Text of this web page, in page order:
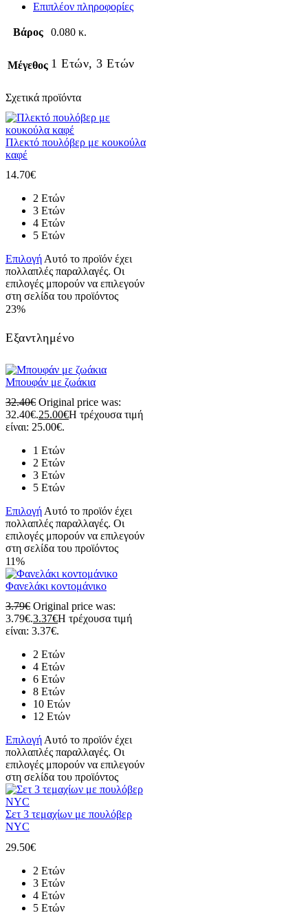
Επιπλέον πληροφορίες
Βάρος 0.080 κ.
Μέγεθος 1 Ετών, 3 Ετών
Σχετικά προϊόντα
Πλεκτό πουλόβερ με κουκούλα
καφέ
14.70€
2 Ετών
3 Ετών
4 Ετών
5 Ετών
Επιλογή Αυτό το προϊόν έχει
πολλαπλές παραλλαγές. Οι
επιλογές μπορούν να επιλεγούν
στη σελίδα του προϊόντος
23%
Εξαντλημένο
Μπουφάν με ζωάκια
32.40€ Original price was:
32.40€.25.00€Η τρέχουσα τιμή
είναι: 25.00€.
1 Ετών
2 Ετών
3 Ετών
5 Ετών
Επιλογή Αυτό το προϊόν έχει
πολλαπλές παραλλαγές. Οι
επιλογές μπορούν να επιλεγούν
στη σελίδα του προϊόντος
11%
Φανελάκι κοντομάνικο
3.79€ Original price was:
3.79€.3.37€Η τρέχουσα τιμή
είναι: 3.37€.
2 Ετών
4 Ετών
6 Ετών
8 Ετών
10 Ετών
12 Ετών
ΕπιλογήΑυτό το προϊόν έχει
πολλαπλές παραλλαγές. Οι
επιλογές μπορούν να επιλεγούν
στη σελίδα του προϊόντος
Σετ 3 τεμαχίων με πουλόβερ
NYC
29.50€
2 Ετών
3 Ετών
4 Ετών
5 Ετών